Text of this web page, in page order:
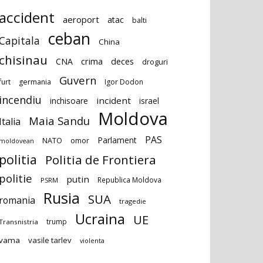
aeroport atac balti
ceban China
CNA crima deces droguri
germania Guvern Igor Dodon
inchisoare incident israel
Maia Sandu Moldova
NATO omor Parlament PAS
Politia de Frontiera
PSRM putin Republica Moldova
Rusia SUA tragedie
trump Ucraina UE
vasile tarlev violenta